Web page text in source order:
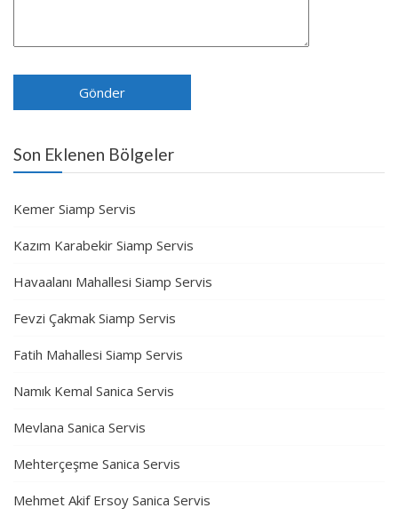
Son Eklenen Bölgeler
Kemer Siamp Servis
Kazım Karabekir Siamp Servis
Havaalanı Mahallesi Siamp Servis
Fevzi Çakmak Siamp Servis
Fatih Mahallesi Siamp Servis
Namık Kemal Sanica Servis
Mevlana Sanica Servis
Mehterçeşme Sanica Servis
Mehmet Akif Ersoy Sanica Servis